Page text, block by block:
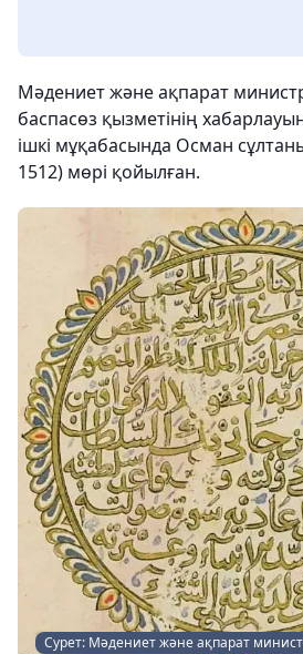
Мәдениет және ақпарат
баспасөз қызметінің
ішкі мұқабасында Осман
1512) мөрі қойылған.
Сурет: Мәдениет және ақпарат